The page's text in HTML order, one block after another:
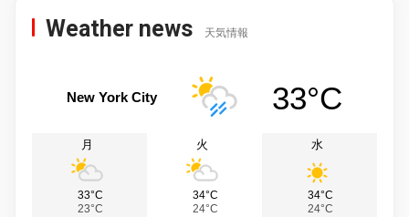
Weather news 天気情報
New York City 33°C
月
33°C
23°C
火
34°C
24°C
水
34°C
24°C